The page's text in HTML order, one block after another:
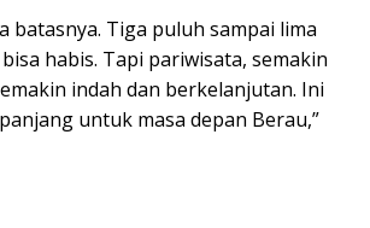
batasnya. Tiga puluh sampai lima
habis. Tapi pariwisata, semakin
indah dan berkelanjutan. Ini
untuk masa depan Berau,”